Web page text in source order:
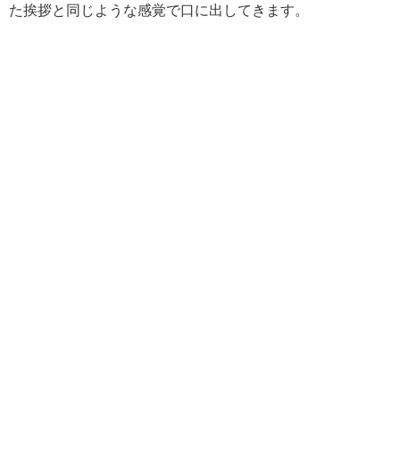
た挨拶と同じような感覚で口に出してきます。